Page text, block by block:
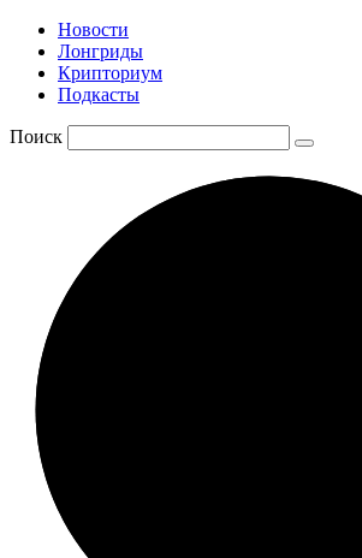
Новости
Лонгриды
Крипториум
Подкасты
Поиск